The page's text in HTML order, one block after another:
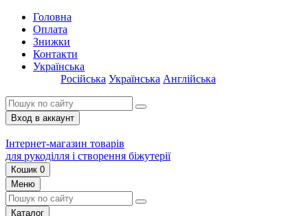
Головна
Оплата
Знижки
Контакти
Українська
Російська Українська Англійська
Вход в аккаунт
Інтернет-магазин товарів
для рукоділля і створення біжутерії
Кошик 0
Меню
Каталог